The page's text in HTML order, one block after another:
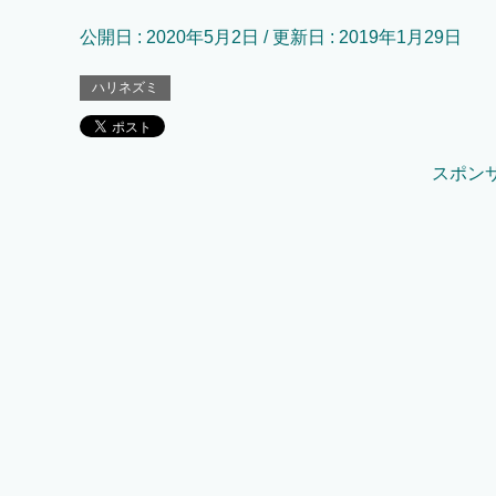
公開日 : 2020年5月2日 / 更新日 : 2019年1月29日
ハリネズミ
スポン